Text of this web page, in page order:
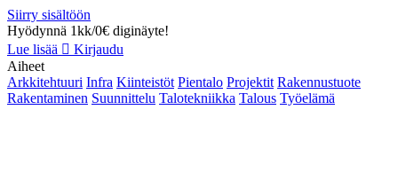
Siirry sisältöön
Hyödynnä 1kk/0€ diginäyte!
Lue lisää
Kirjaudu
Aiheet
Arkkitehtuuri Infra Kiinteistöt Pientalo Projektit Rakennustuote
Rakentaminen Suunnittelu Talotekniikka Talous Työelämä